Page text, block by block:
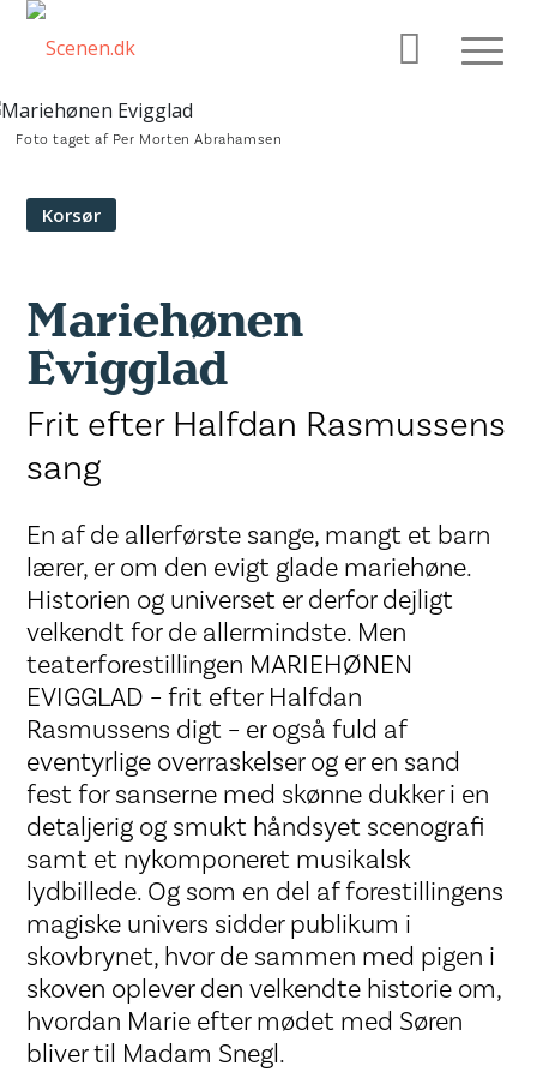
Foto taget af Per Morten Abrahamsen
Korsør
Mariehønen
Evigglad
Frit efter Halfdan Rasmussens
sang
En af de allerførste sange, mangt et barn
lærer, er om den evigt glade mariehøne.
Historien og universet er derfor dejligt
velkendt for de allermindste. Men
teaterforestillingen MARIEHØNEN
EVIGGLAD – frit efter Halfdan
Rasmussens digt – er også fuld af
eventyrlige overraskelser og er en sand
fest for sanserne med skønne dukker i en
detaljerig og smukt håndsyet scenografi
samt et nykomponeret musikalsk
lydbillede. Og som en del af forestillingens
magiske univers sidder publikum i
skovbrynet, hvor de sammen med pigen i
skoven oplever den velkendte historie om,
hvordan Marie efter mødet med Søren
bliver til Madam Snegl.